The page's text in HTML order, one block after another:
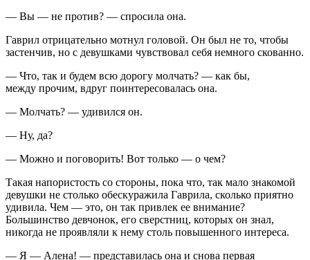
— Вы — не против? — спросила она.
Гаврил отрицательно мотнул головой. Он был не то, чтобы
застенчив, но с девушками чувствовал себя немного скованно.
— Что, так и будем всю дорогу молчать? — как бы,
между прочим, вдруг поинтересовалась она.
— Молчать? — удивился он.
— Ну, да?
— Можно и поговорить! Вот только — о чем?
Такая напористость со стороны, пока что, так мало знакомой
девушки не столько обескуражила Гаврила, сколько приятно
удивила. Чем — это, он так привлек ее внимание?
Большинство девчонок, его сверстниц, которых он знал,
никогда не проявляли к нему столь повышенного интереса.
— Я — Алена! — представилась она и снова первая